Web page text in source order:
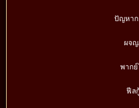
ปัญหาก
ผจ
พากย์
ฟีล